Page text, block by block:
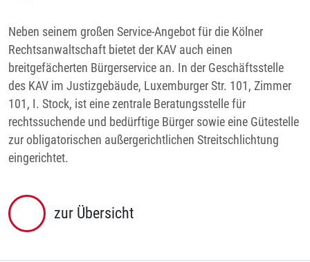
Neben seinem großen Service-Angebot für die Kölner
Rechtsanwaltschaft bietet der KAV auch einen
breitgefächerten Bürgerservice an. In der Geschäftsstelle
des KAV im Justizgebäude, Luxemburger Str. 101, Zimmer
101, I. Stock, ist eine zentrale Beratungsstelle für
rechtssuchende und bedürftige Bürger sowie eine Gütestelle
zur obligatorischen außergerichtlichen Streitschlichtung
eingerichtet.
zur Übersicht